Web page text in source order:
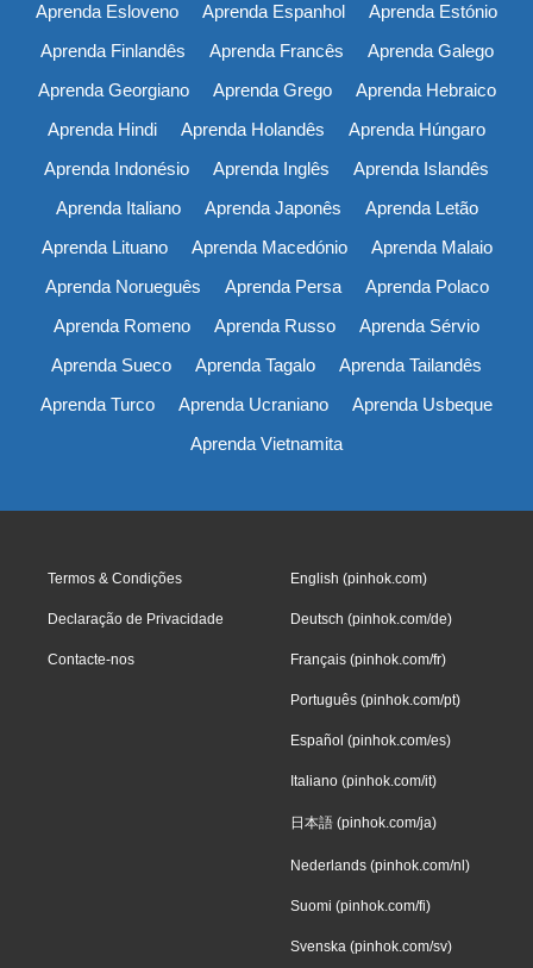
Aprenda Esloveno
Aprenda Espanhol
Aprenda Estónio
Aprenda Finlandês
Aprenda Francês
Aprenda Galego
Aprenda Georgiano
Aprenda Grego
Aprenda Hebraico
Aprenda Hindi
Aprenda Holandês
Aprenda Húngaro
Aprenda Indonésio
Aprenda Inglês
Aprenda Islandês
Aprenda Italiano
Aprenda Japonês
Aprenda Letão
Aprenda Lituano
Aprenda Macedónio
Aprenda Malaio
Aprenda Norueguês
Aprenda Persa
Aprenda Polaco
Aprenda Romeno
Aprenda Russo
Aprenda Sérvio
Aprenda Sueco
Aprenda Tagalo
Aprenda Tailandês
Aprenda Turco
Aprenda Ucraniano
Aprenda Usbeque
Aprenda Vietnamita
Termos & Condições
Declaração de Privacidade
Contacte-nos
English (pinhok.com)
Deutsch (pinhok.com/de)
Français (pinhok.com/fr)
Português (pinhok.com/pt)
Español (pinhok.com/es)
Italiano (pinhok.com/it)
日本語 (pinhok.com/ja)
Nederlands (pinhok.com/nl)
Suomi (pinhok.com/fi)
Svenska (pinhok.com/sv)